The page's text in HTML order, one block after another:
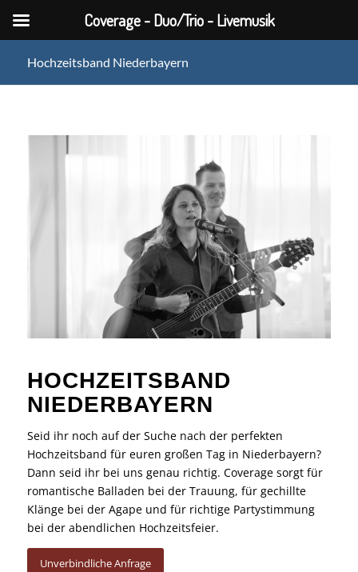
Hochzeitsband Niederbayern
HOCHZEITSBAND
NIEDERBAYERN
Seid ihr noch auf der Suche nach der perfekten
Hochzeitsband für euren großen Tag in Niederbayern?
Dann seid ihr bei uns genau richtig. Coverage sorgt für
romantische Balladen bei der Trauung, für gechillte
Klänge bei der Agape und für richtige Partystimmung
bei der abendlichen Hochzeitsfeier.
Unverbindliche Anfrage
Coverage - Duo/Trio - Livemusik